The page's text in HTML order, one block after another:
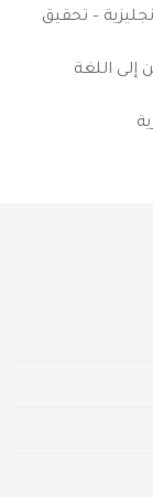
– تحقيق
إلى اللغة